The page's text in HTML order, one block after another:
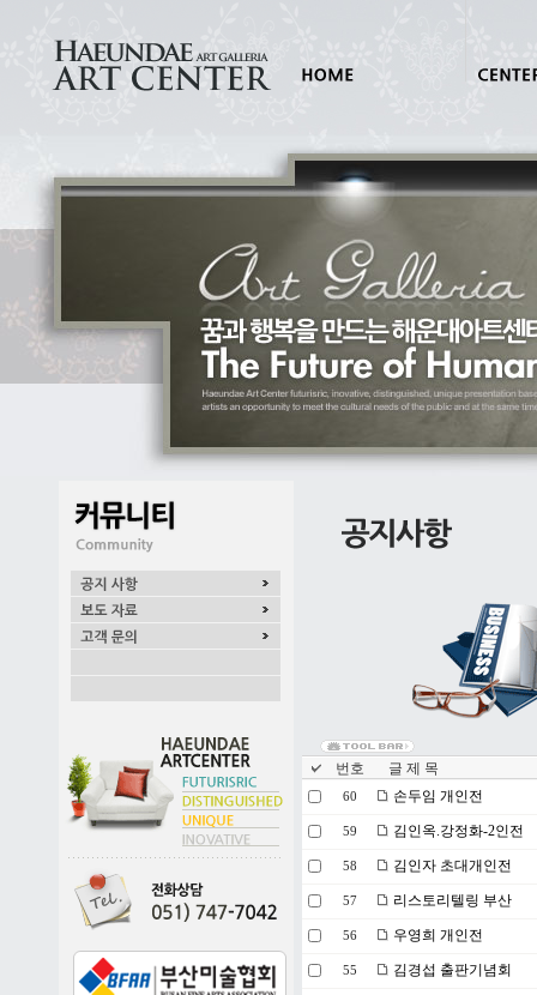
번호 글 제 목
60 손두임 개인전
59 김인옥.강정화-2인전
58 김인자 초대개인전
57 리스토리텔링 부산
56 우영희 개인전
55 김경섭 출판기념회